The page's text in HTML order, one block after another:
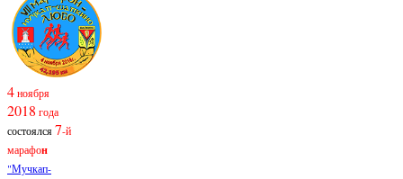
4ноября
2018 года
состоялся7-й
марафон
"Мучкап-